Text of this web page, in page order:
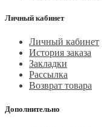
Личный кабинет
Личный кабинет
История заказа
Закладки
Рассылка
Возврат товара
Дополнительно